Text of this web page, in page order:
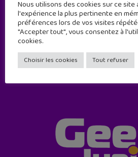
Abonne-
11 numéros par
JE M'ABONNE !
Nous utilisons des cookies sur ce
l'expérience la plus pertinente en
préférences lors de vos visites
"Accepter tout", vous consentez à
cookies.
Choisir les cookies Tout refuser